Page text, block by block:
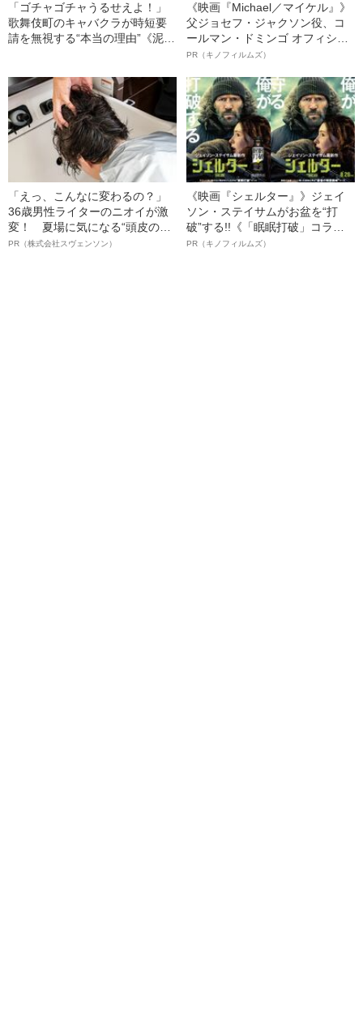
「ゴチャゴチャうるせえよ！」
歌舞伎町のキャバクラが時短要
請を無視する“本当の理由”《泥酔
《映画『Michael／マイケル』》
父ジョセフ・ジャクソン役、コ
ールマン・ドミンゴ オフィシャ
ルインタビュー“観客を魅了した
語る”《日本興収70億円突破》
PR（キノフィルムズ）
「えっ、こんなに変わるの？」
36歳男性ライターのニオイが激
変！ 夏場に気になる“頭皮のニ
オイ”や“ベタつき”を解消す
PR（株式会社スヴェンソン）
《映画『シェルター』》ジェイ
ソン・ステイサムがお盆を“打
破”する!!《「眠眠打破」コラ
ボ》
PR（キノフィルムズ）